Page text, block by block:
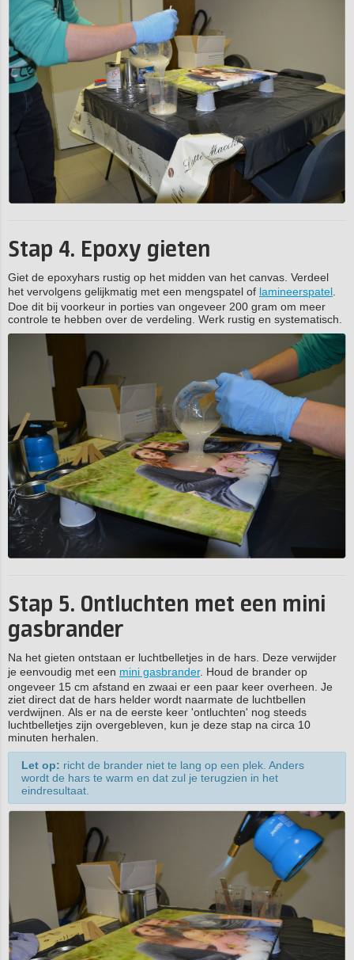
Stap 4. Epoxy gieten
Giet de epoxyhars rustig op het midden van het canvas. Verdeel
het vervolgens gelijkmatig met een mengspatel of lamineerspatel
Doe dit bij voorkeur in porties van ongeveer 200 gram om meer
controle te hebben over de verdeling. Werk rustig en systematisch.
Stap 5. Ontluchten met een mini
gasbrander
Na het gieten ontstaan er luchtbelletjes in de hars. Deze verwijder
je eenvoudig met een mini gasbrander. Houd de brander op
ongeveer 15 cm afstand en zwaai er een paar keer overheen. Je
ziet direct dat de hars helder wordt naarmate de luchtbellen
verdwijnen. Als er na de eerste keer 'ontluchten' nog steeds
luchtbelletjes zijn overgebleven, kun je deze stap na circa 10
minuten herhalen.
Let op: richt de brander niet te lang op een plek. Anders
wordt de hars te warm en dat zul je terugzien in het
eindresultaat.